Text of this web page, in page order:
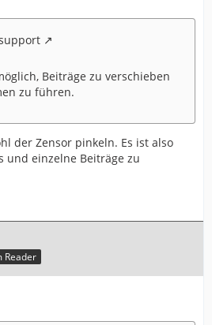
Beiträge zu verschieben
zu führen.
der Zensor pinkeln. Es ist also
und einzelne Beiträge zu
Reader